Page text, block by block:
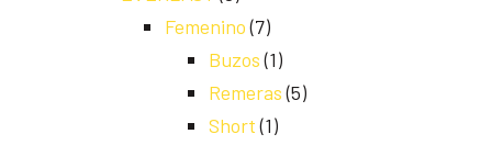
Femenino (7)
Buzos (1)
Remeras (5)
Short (1)